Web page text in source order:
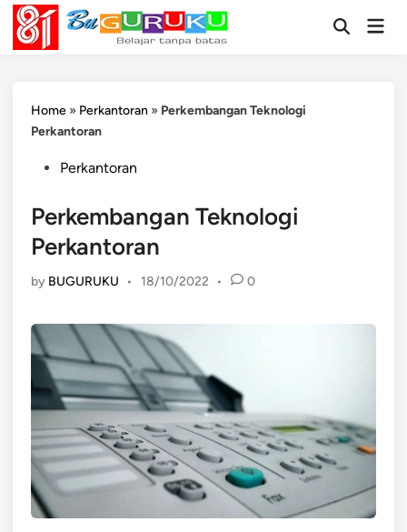
Skip
content
OpenMain
Home » Perkantoran » Perkembangan Teknologi
Perkantoran
PostedPerkantoran
Perkembangan Teknologi
Perkantoran
by BUGURUKU • 18/10/2022 • 0